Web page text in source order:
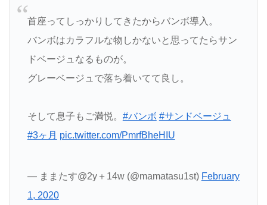
首座ってしっかりしてきたからバンボ導入。
バンボはカラフルな物しかないと思ってたらサン
ドベージュなるものが。
グレーベージュで落ち着いてて良し。
そして息子もご満悦。 #バンボ #サンドベージュ
#3ヶ月 pic.twitter.com/PmrfBheHIU
— ままたす@2y＋14w (@mamatasu1st) February
1, 2020